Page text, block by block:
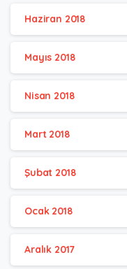
Haziran 2018
Mayıs 2018
Nisan 2018
Mart 2018
Şubat 2018
Ocak 2018
Aralık 2017